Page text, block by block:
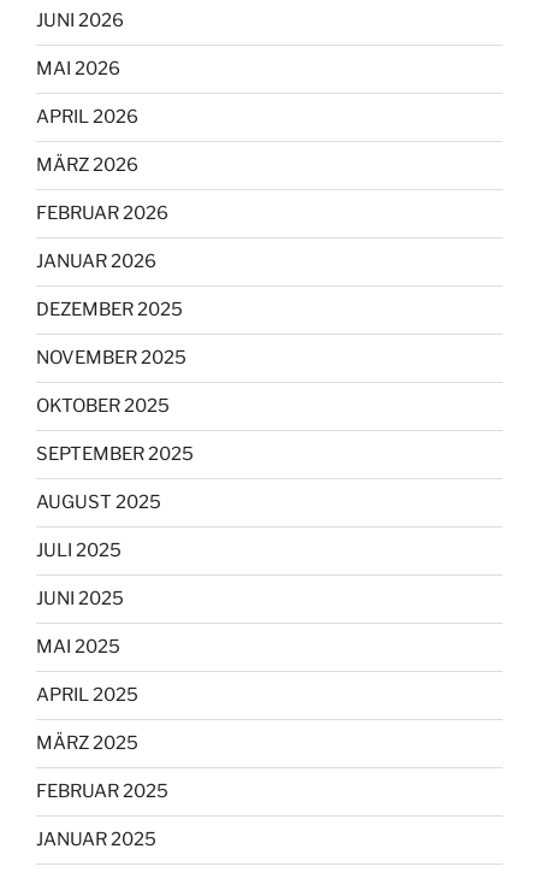
JUNI 2026
MAI 2026
APRIL 2026
MÄRZ 2026
FEBRUAR 2026
JANUAR 2026
DEZEMBER 2025
NOVEMBER 2025
OKTOBER 2025
SEPTEMBER 2025
AUGUST 2025
JULI 2025
JUNI 2025
MAI 2025
APRIL 2025
MÄRZ 2025
FEBRUAR 2025
JANUAR 2025